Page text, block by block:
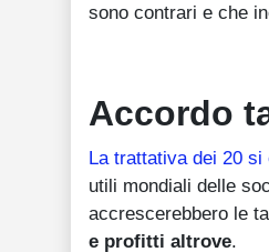
sono contrari e che
Accordo
La trattativa dei 20
utili mondiali delle
accrescerebbero le
e profitti altrove.